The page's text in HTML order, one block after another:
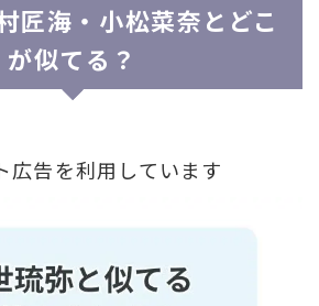
匠海・小松菜奈とどこ
が似てる？
告を利用しています